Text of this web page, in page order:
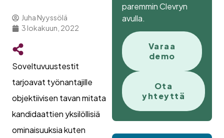
Juha Nyyssölä
3 lokakuun, 2022
Soveltuvuustestit
tarjoavat työnantajille
objektiivisen tavan mitata
kandidaattien yksilöllisiä
ominaisuuksia kuten
paremmin Clevryn
avulla.
Varaa
demo
Ota
yhteyttä